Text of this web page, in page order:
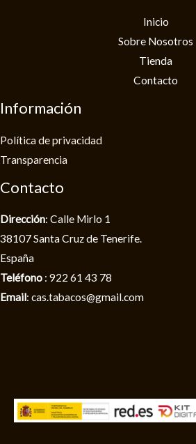
Inicio
Sobre Nosotros
Tienda
Contacto
Información
Política de privacidad​
Transparencia
Contacto
Dirección: Calle Mirlo 1
38107 Santa Cruz de Tenerife.
España
Teléfono : 922 61 43 78
Email: cas.tabacos@gmail.com